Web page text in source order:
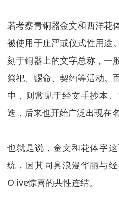
若考察青铜器金文和西洋花
被使用于庄严或仪式性用途
刻于铜器上的文字总称，一
祭祀、赐命、契约等活动。
中，则常见于经文手抄本
迭，后来也开始广泛出现在
也就是说，金文和花体字
统，因其同具浪漫华丽与
Olive惊喜的共性连结。